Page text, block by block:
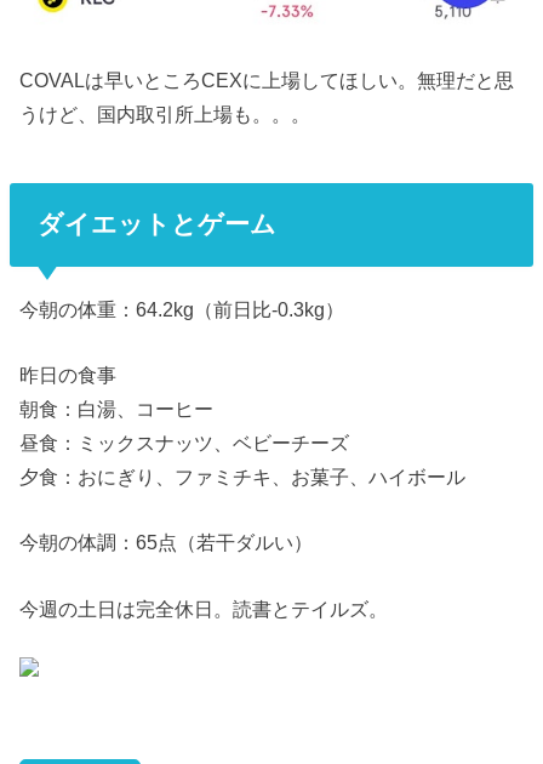
COVALは早いところCEXに上場してほしい。無理だと思
うけど、国内取引所上場も。。。
ダイエットとゲーム
今朝の体重：64.2kg（前日比-0.3kg）
昨日の食事
朝食：白湯、コーヒー
昼食：ミックスナッツ、ベビーチーズ
夕食：おにぎり、ファミチキ、お菓子、ハイボール
今朝の体調：65点（若干ダルい）
今週の土日は完全休日。読書とテイルズ。